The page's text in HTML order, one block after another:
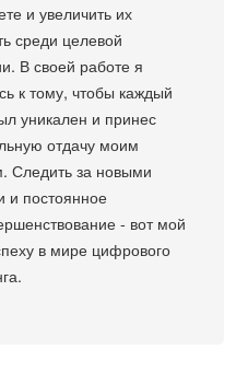
и увеличить их
среди целевой
В своей работе я
к тому, чтобы каждый
уникален и принес
отдачу моим
Следить за новыми
и постоянное
- вот мой
в мире цифрового